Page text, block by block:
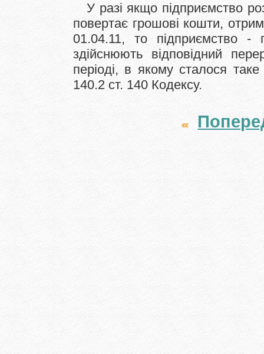
У разі якщо підприємство
повертає грошові кошти,
01.04.11, то підприємство -
здійснюють відповідний
періоді, в якому сталося
140.2 ст. 140 Кодексу.